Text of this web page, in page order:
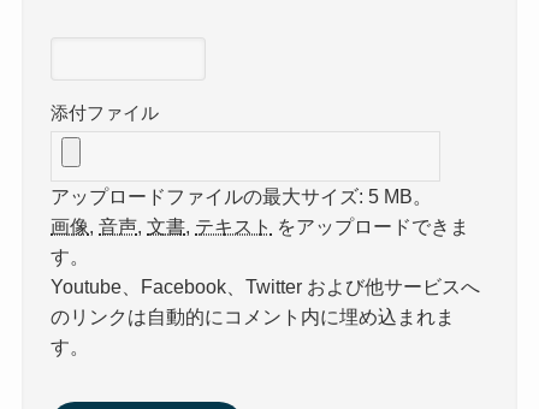
添付ファイル
アップロードファイルの最大サイズ: 5 MB。
画像,音声,文書, テキスト をアップロードできま
す。
Youtube、Facebook、Twitter および他サービスへ
のリンクは自動的にコメント内に埋め込まれま
す。